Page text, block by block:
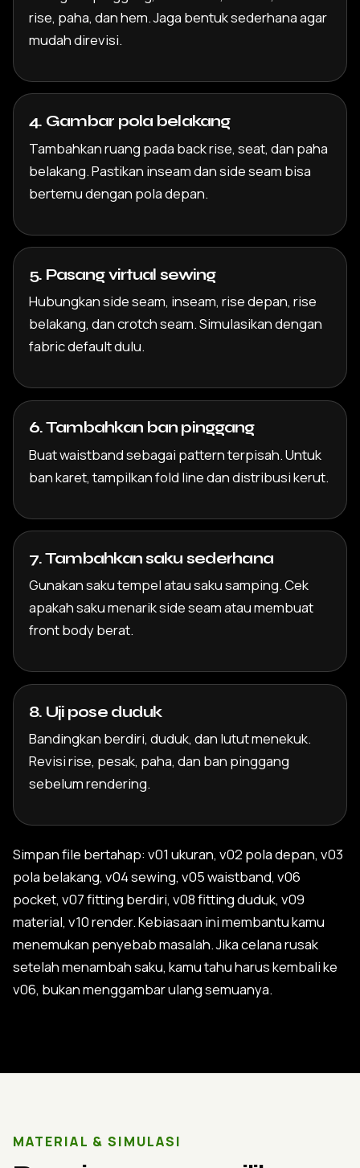
rise, paha, dan hem. Jaga bentuk sederhana agar
mudah direvisi.
4. Gambar pola belakang
Tambahkan ruang pada back rise, seat, dan paha
belakang. Pastikan inseam dan side seam bisa
bertemu dengan pola depan.
5. Pasang virtual sewing
Hubungkan side seam, inseam, rise depan, rise
belakang, dan crotch seam. Simulasikan dengan
fabric default dulu.
6. Tambahkan ban pinggang
Buat waistband sebagai pattern terpisah. Untuk
ban karet, tampilkan fold line dan distribusi kerut.
7. Tambahkan saku sederhana
Gunakan saku tempel atau saku samping. Cek
apakah saku menarik side seam atau membuat
front body berat.
8. Uji pose duduk
Bandingkan berdiri, duduk, dan lutut menekuk.
Revisi rise, pesak, paha, dan ban pinggang
sebelum rendering.
Simpan file bertahap: v01 ukuran, v02 pola depan, v03
pola belakang, v04 sewing, v05 waistband, v06
pocket, v07 fitting berdiri, v08 fitting duduk, v09
material, v10 render. Kebiasaan ini membantu kamu
menemukan penyebab masalah. Jika celana rusak
setelah menambah saku, kamu tahu harus kembali ke
v06, bukan menggambar ulang semuanya.
MATERIAL & SIMULASI